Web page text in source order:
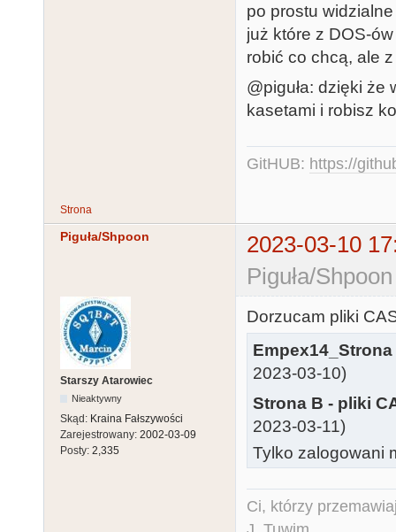
po prostu
już które z DOS-
robić co chcą, ale
@piguła: dzięki że
kasetami i robisz
GitHUB: https://
Strona
Piguła/Shpoon
2023-03-10
Piguła/
Starszy Atarowiec
Nieaktywny
Skąd: Kraina Fałszywości
Zarejestrowany: 2002-03-09
Posty: 2,335
Dorzucam pliki
2023-03-10)
Strona B - pliki
2023-03-11)
Tylko zalogowani
Ci, którzy